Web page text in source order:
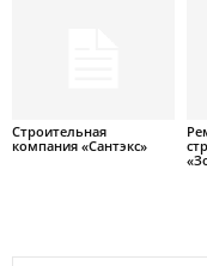
Строительная
компания «Сантэкс»